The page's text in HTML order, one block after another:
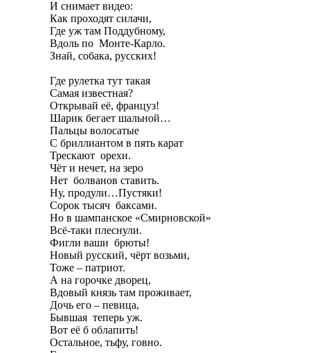
И снимает видео:
Как проходят силачи,
Где уж там Поддубному,
Вдоль по Монте-Карло.
Знай, собака, русских!
Где рулетка тут такая
Самая известная?
Открывай её, француз!
Шарик бегает шальной…
Пальцы волосатые
С бриллиантом в пять карат
Трескают орехи.
Чёт и нечет, на зеро
Нет болванов ставить.
Ну, продули…Пустяки!
Сорок тысяч баксами.
Но в шампанское «Смирновской»
Всё-таки плеснули.
Фигли ваши брюты!
Новый русский, чёрт возьми,
Тоже – патриот.
А на горочке дворец,
Вдовый князь там проживает,
Дочь его – певица,
Бывшая теперь уж.
Вот её б облапить!
Остальное, тьфу, говно.